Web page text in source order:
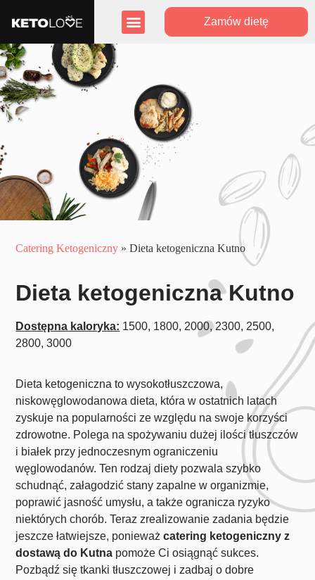
Zamów dietę
Catering Ketogeniczny »Dieta ketogeniczna Kutno
Dieta ketogeniczna Kutno
Dostępna kaloryka: 1500, 1800, 2000, 2300, 2500,
2800, 3000
Dieta ketogeniczna to wysokotłuszczowa,
niskowęglowodanowa dieta, która w ostatnich latach
zyskuje na popularności ze względu na swoje korzyści
zdrowotne. Polega na spożywaniu dużej ilości tłuszczów
i białek przy jednoczesnym ograniczeniu
węglowodanów. Ten rodzaj diety pozwala szybko
schudnąć, załagodzić stany zapalne w organizmie,
poprawić jasność umysłu, a także ogranicza ryzyko
niektórych chorób. Teraz zrealizowanie zadania będzie
jeszcze łatwiejsze, ponieważcatering ketogeniczny z
dostawą do Kutna pomoże Ci osiągnąć sukces.
Pozbądź się tkanki tłuszczowej i zadbaj o dobre